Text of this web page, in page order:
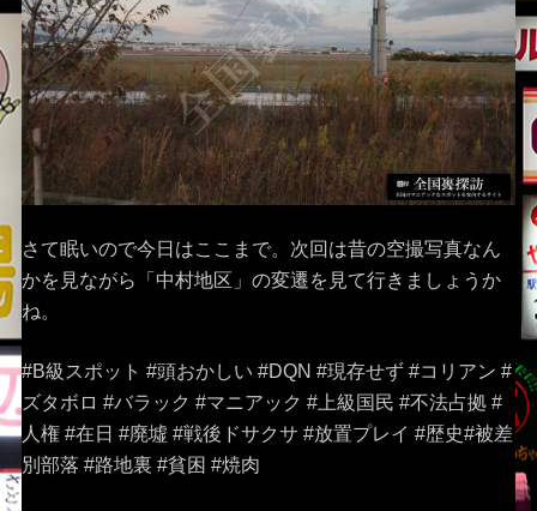
さて眠いので今日はここまで。次回は昔の空撮写真なん
かを見ながら「中村地区」の変遷を見て行きましょうか
ね。
#B級スポット #頭おかしい #DQN #現存せず #コリアン #
ズタボロ #バラック #マニアック #上級国民 #不法占拠 #
人権 #在日 #廃墟 #戦後ドサクサ #放置プレイ #歴史#被差
別部落 #路地裏 #貧困 #焼肉